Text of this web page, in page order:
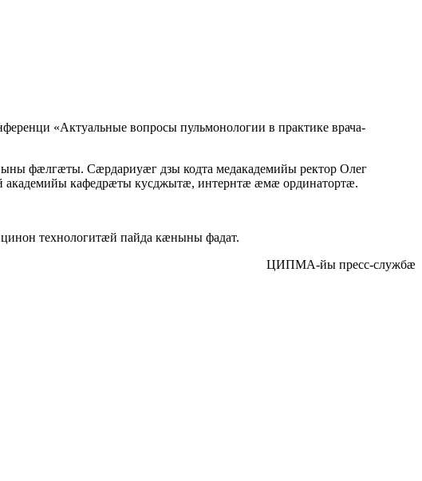
«Актуальные вопросы пульмонологии в практике врача-
фæлгæты. Сæрдариуæг дзы кодта медакадемийы ректор Олег
кафедрæты кусджытæ, интернтæ æмæ ординатортæ.
технологитæй пайда кæныны фадат.
ЦИПМА-йы пресс-службæ